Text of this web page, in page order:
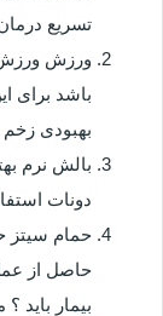
تسریع
ورزش ورزش
باشد برای
بهبودی
بالش نرم
دونات
حمام سیتز
حاصل از
بیمار باید